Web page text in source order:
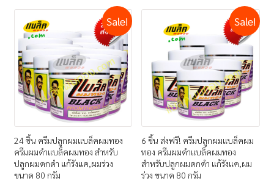
24 ชิ้น ครีมปลูกผมแบล็คผมทอง
ครีมผมดำแบล็คผมทอง สำหรับ
ปลูกผมดกดำ แก้รังแค,ผมร่วง
ขนาด 80 กรัม
Sale!
6 ชิ้น ส่งฟรี! ครีมปลูกผมแบล็คผม
ทอง ครีมผมดำแบล็คผมทอง
สำหรับปลูกผมดกดำ แก้รังแค,ผม
ร่วง ขนาด 80 กรัม
Sale!